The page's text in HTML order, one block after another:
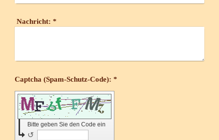
Nachricht: *
Captcha (Spam-Schutz-Code): *
Bitte geben Sie den Code ein
↺